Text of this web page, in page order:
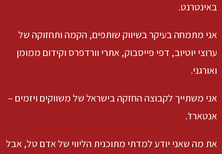
באינטרנט.
אני מתמחה בעיקר בשיווק שותפים, הקמה ותחזוקה של
ערוצי יוטיוב, דפי פייסבוק, אתרי וורדפרס וקידום ממומן
ואורגני.
אני משתייך לקבוצה החזקה בישראל של משווקים ויזמים –
אנטארז'.
את מה שאני יודע למדתי מתוכנית הליווי של אדם טל, אבל